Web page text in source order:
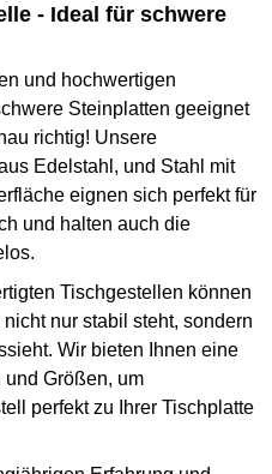
- Ideal für schwere
und hochwertigen
Steinplatten geeignet
richtig! Unsere
Edelstahl, und Stahl mit
eignen sich perfekt für
und halten auch die
Tischgestellen können
nur stabil steht, sondern
Wir bieten Ihnen eine
Größen, um
perfekt zu Ihrer Tischplatte